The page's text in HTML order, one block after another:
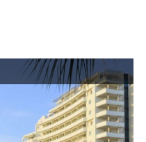
КОНТАКТИ
Запитване